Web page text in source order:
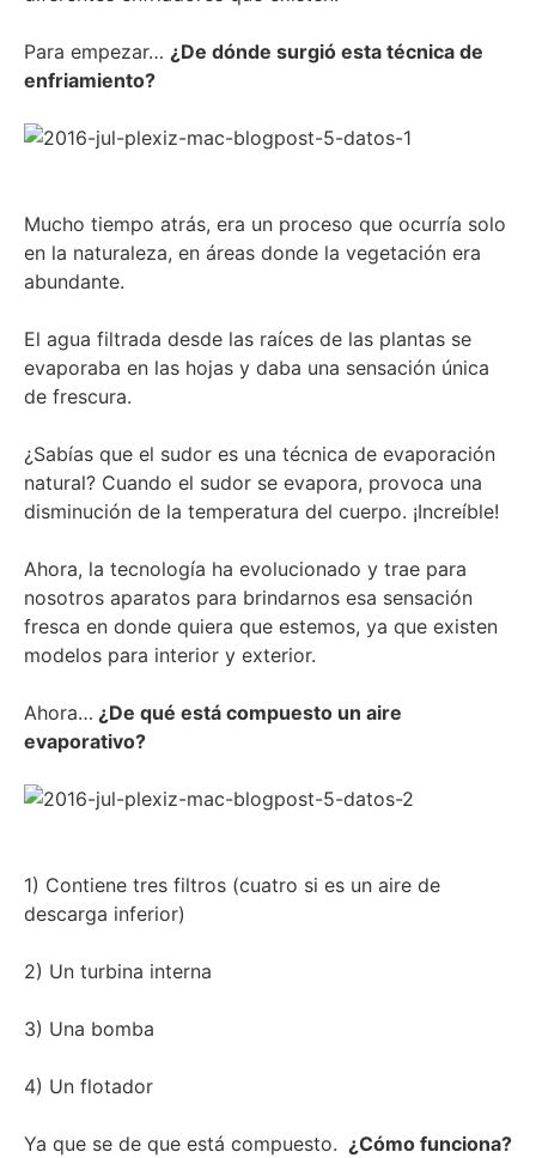
Para empezar… ¿De dónde surgió esta técnica de
enfriamiento?
Mucho tiempo atrás, era un proceso que ocurría solo
en la naturaleza, en áreas donde la vegetación era
abundante.
El agua filtrada desde las raíces de las plantas se
evaporaba en las hojas y daba una sensación única
de frescura.
¿Sabías que el sudor es una técnica de evaporación
natural? Cuando el sudor se evapora, provoca una
disminución de la temperatura del cuerpo. ¡Increíble!
Ahora, la tecnología ha evolucionado y trae para
nosotros aparatos para brindarnos esa sensación
fresca en donde quiera que estemos, ya que existen
modelos para interior y exterior.
Ahora… ¿De qué está compuesto un aire
evaporativo?
1) Contiene tres filtros (cuatro si es un aire de
descarga inferior)
2) Un turbina interna
3) Una bomba
4) Un flotador
Ya que se de que está compuesto. ¿Cómo funciona?